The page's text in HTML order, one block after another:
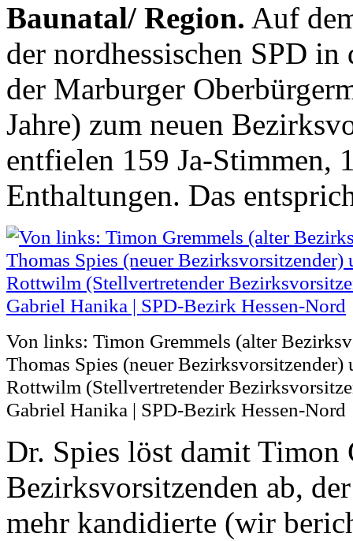
Baunatal/ Region. Auf
der nordhessischen SPD
der Marburger
Jahre) zum neuen
entfielen 159 Ja-Stimmen,
Enthaltungen. Das
Von links: Timon Gremmels (alter
Thomas Spies (neuer
Rottwilm (Stellvertretender
Gabriel Hanika | SPD-Bezirk Hessen-Nord
Dr. Spies löst damit Timon
Bezirksvorsitzenden ab,
mehr kandidierte (wir